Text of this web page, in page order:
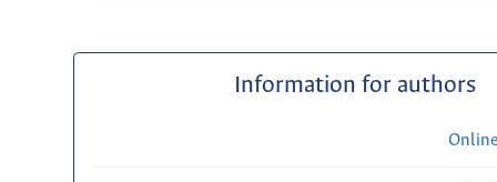
Information for authors